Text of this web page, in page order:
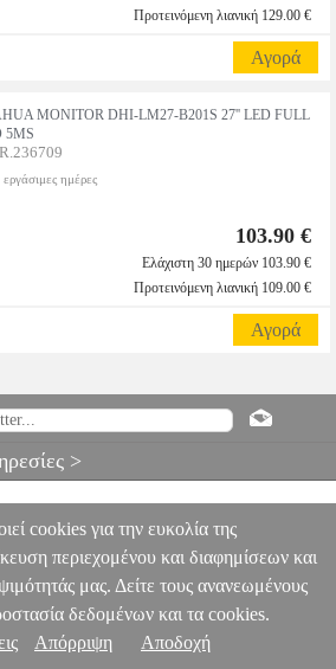
Προτεινόμενη λιανική 129.00 €
Αγορά
MONITOR DHI-LM27-B201S 27'' LED FULL
5MS
ημέρες
103.90 €
Ελάχιστη 30 ημερών 103.90 €
Προτεινόμενη λιανική 109.00 €
Αγορά
>
cookies για την ευκολία της
περιεχομένου και διαφημίσεων και
μας. Δείτε τους ανανεωμένους
δεδομένων και τα cookies.
Απόρριψη Αποδοχή